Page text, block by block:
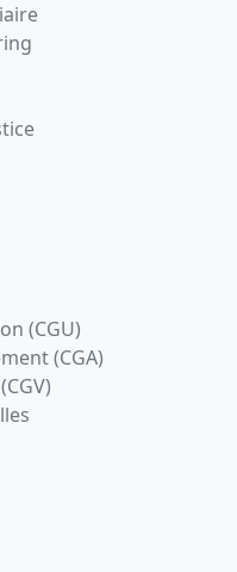
(CGU)
(CGA)